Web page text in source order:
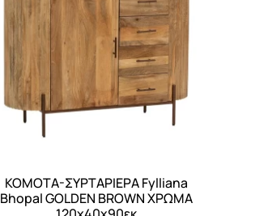
Αγορά
ΚΟΜΟΤΑ-ΣΥΡΤΑΡΙΕΡΑ Fylliana
Bhopal GOLDEN BROWN ΧΡΩΜΑ